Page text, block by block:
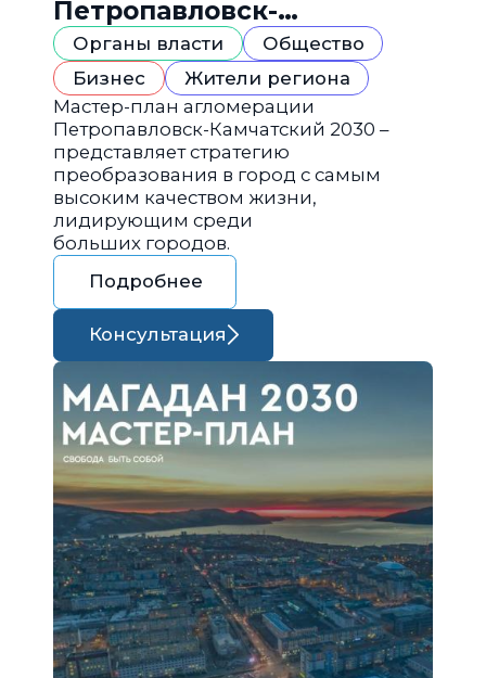
Петропавловск-
Камчатский 2030
Органы власти
Общество
Бизнес
Жители региона
Мастер-план агломерации
Петропавловск-Камчатский 2030 –
представляет стратегию
преобразования в город с самым
высоким качеством жизни,
лидирующим среди
больших городов.
Подробнее
Консультация